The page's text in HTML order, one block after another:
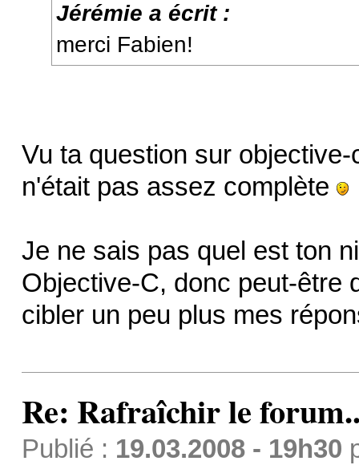
Jérémie a écrit :
merci Fabien!
Vu ta question sur
n'était pas assez complète
Je ne sais pas quel est ton
Objective-C, donc peut-être
cibler un peu plus mes
Re: Rafraîchir le
Publié : 19.03.2008 - 19h30